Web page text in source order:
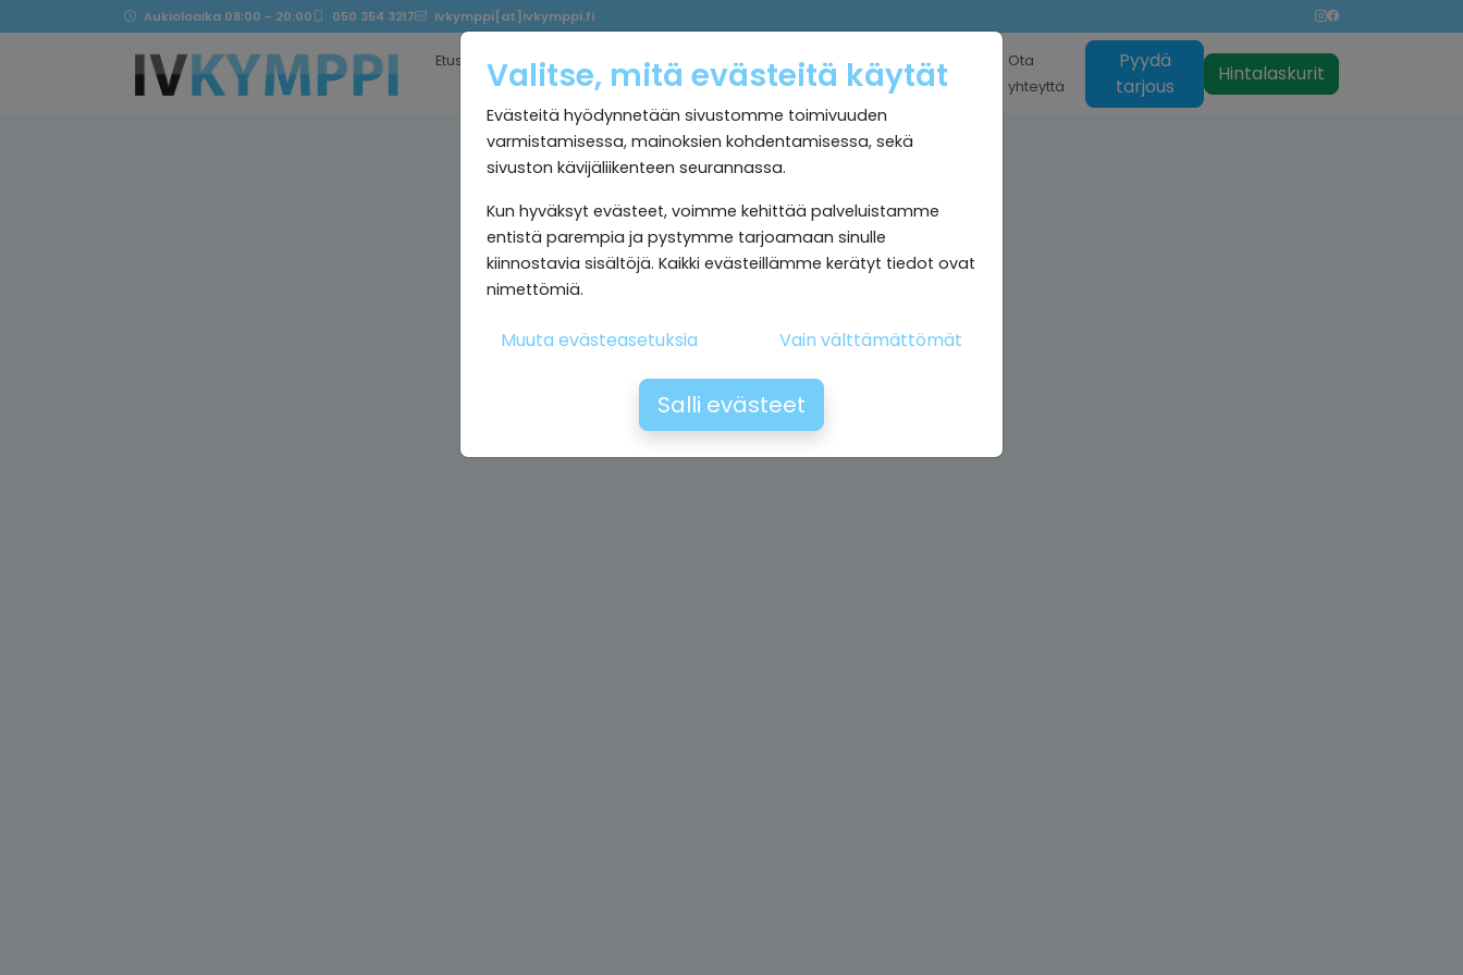
Aukioloaika 08:00 - 20:00 050 354 3217 ivkymppi[at]ivkymppi.fi
Etusivu Palvelumme
Ultrapuhdas
sisäilma
Kymppi
Kokemuksia Rekrytointi
Ota
yhteyttä
Pyydä
tarjous
Hintalaskurit
Valitse, mitä evästeitä käytät
Evästeitä hyödynnetään sivustomme toimivuuden
varmistamisessa, mainoksien kohdentamisessa, sekä
sivuston kävijäliikenteen seurannassa.
Kun hyväksyt evästeet, voimme kehittää palveluistamme
entistä parempia ja pystymme tarjoamaan sinulle
kiinnostavia sisältöjä. Kaikki evästeillämme kerätyt tiedot ovat
nimettömiä.
Muuta evästeasetuksia Vain välttämättömät
Salli evästeet